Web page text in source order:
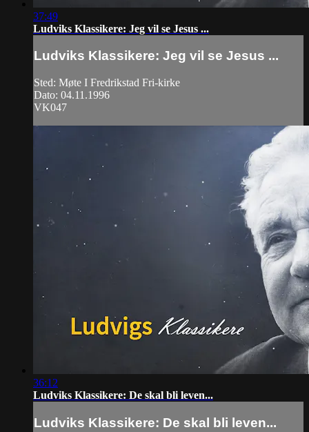
37:49
Ludviks Klassikere: Jeg vil se Jesus ...
Ludviks Klassikere: Jeg vil se Jesus ...
Sted: Møte I Fredrikstad Fri-kirke
Dato: 04.11.1996
VK047
36:12
Ludviks Klassikere: De skal bli leven...
Ludviks Klassikere: De skal bli leven...